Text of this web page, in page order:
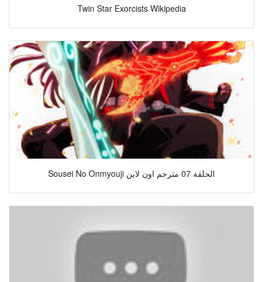
Twin Star Exorcists Wikipedia
Sousei No Onmyouji الحلقة 07 مترجم اون لاين